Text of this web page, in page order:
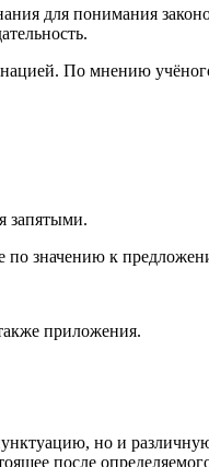
для понимания
По мнению
запятыми.
по значению к
приложения.
но и
после